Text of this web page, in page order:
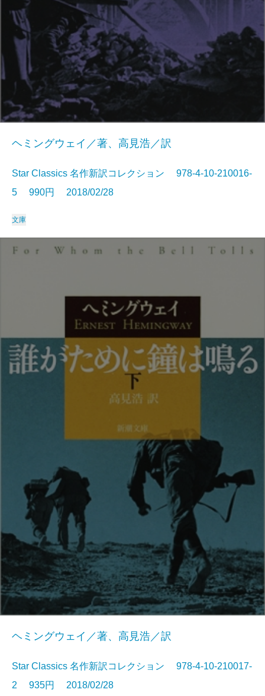
ヘミングウェイ／著、高見浩／訳
Star Classics 名作新訳コレクション 978-4-10-210016-
5 990円 2018/02/28
文庫
ヘミングウェイ／著、高見浩／訳
Star Classics 名作新訳コレクション 978-4-10-210017-
2 935円 2018/02/28